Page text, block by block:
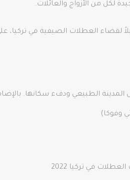
لكل من الأزواج والعائلات.
لقضاء العطلات الصيفية في تركيا،
المدينة الطبيعي ودفء سكانها.
وفوكا)